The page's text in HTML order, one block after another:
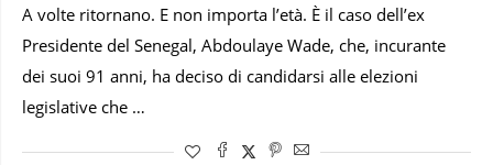
A volte ritornano. E non importa l’età. È il caso dell’ex
Presidente del Senegal, Abdoulaye Wade, che, incurante
dei suoi 91 anni, ha deciso di candidarsi alle elezioni
legislative che …